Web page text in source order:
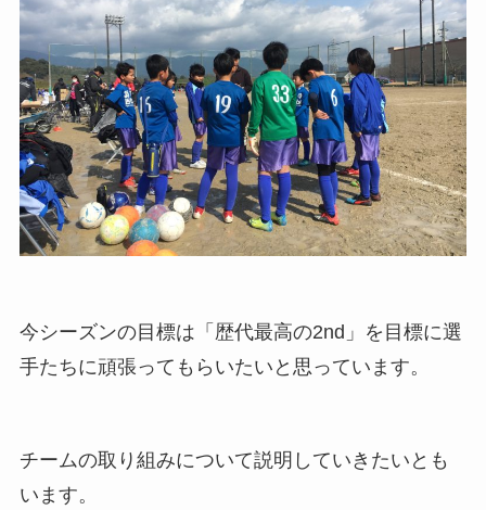
今シーズンの目標は「歴代最高の2nd」を目標に選
手たちに頑張ってもらいたいと思っています。
チームの取り組みについて説明していきたいとも
います。